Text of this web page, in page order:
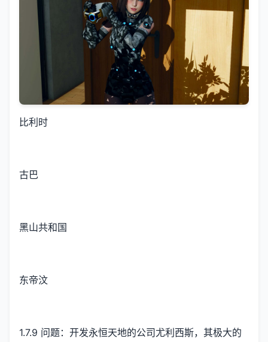
比利时
古巴
黑山共和国
东帝汶
1.7.9 问题：开发永恒天地的公司尤利西斯，其极大的